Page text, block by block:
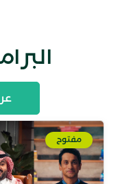
مفتوح